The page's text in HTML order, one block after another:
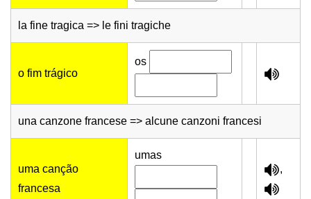
la fine tragica => le fini tragiche
o fim trágico
os
una canzone francese => alcune canzoni francesi
uma canção
francesa
umas
,